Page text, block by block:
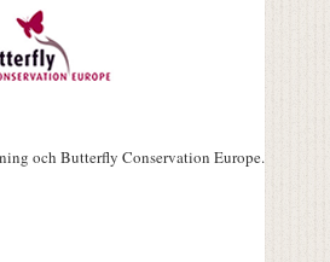
och Butterfly Conservation Europe.